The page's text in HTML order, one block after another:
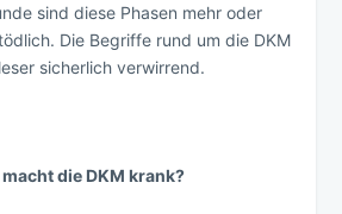
sind diese Phasen mehr oder
Die Begriffe rund um die DKM
sicherlich verwirrend.
die DKM krank?